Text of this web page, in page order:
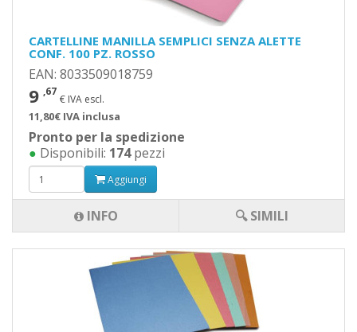
CARTELLINE MANILLA SEMPLICI SENZA ALETTE
CONF. 100 PZ. ROSSO
EAN: 8033509018759
9 ,67
€ IVA escl.
11,80€ IVA inclusa
Pronto per la spedizione
● Disponibili: 174pezzi
Aggiungi
INFO 🔍 SIMILI